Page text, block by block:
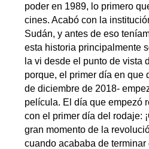
poder en 1989, lo primero
cines. Acabó con la
Sudán, y antes de eso
esta historia principalmente
la vi desde el punto de vista
porque, el primer día en que
de diciembre de 2018-
película. El día que empezó
con el primer día del rodaje:
gran momento de la
cuando acababa de